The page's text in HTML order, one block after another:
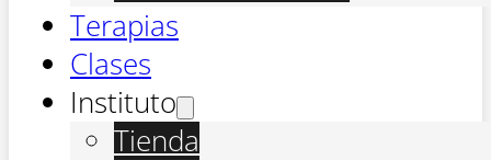
Terapias
Clases
Instituto
Tienda